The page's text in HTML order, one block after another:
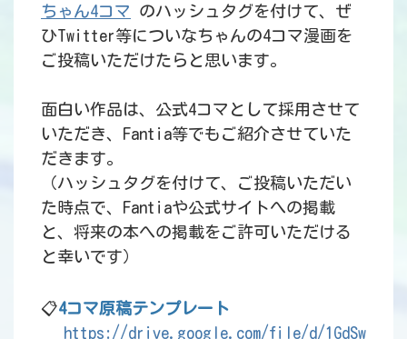
ちゃん4コマ
のハッシュタグを付けて、ぜ
ひTwitter等についなちゃんの4コマ漫画を
ご投稿いただけたらと思います。
面白い作品は、公式4コマとして採用させて
いただき、Fantia等でもご紹介させていた
だきます。
（ハッシュタグを付けて、ご投稿いただい
た時点で、Fantiaや公式サイトへの掲載
と、将来の本への掲載をご許可いただける
と幸いです）
📋4コマ原稿テンプレート
https://drive.google.com/file/d/1GdSw